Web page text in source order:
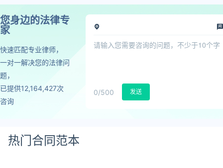
您身边的法律专
家
快速匹配专业律师，
一对一解决您的法律问
题，
已提供12,164,427次
咨询
0/500 发送
热门合同范本